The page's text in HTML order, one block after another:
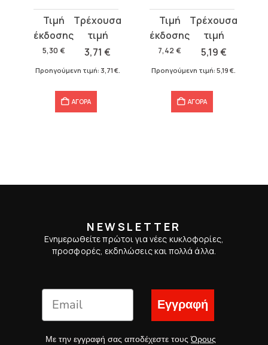
5,30 €
Original
price
was:
3,71 €
τρέχουσα
τιμή
Προηγούμενη τιμή: 3,71 €.
ΑΓΟΡΑ
7,42 €
Original
price
was:
5,19€
τρέχουσα
τιμή
Προηγούμενη τιμή: 5,19 €
ΑΓΟΡΑ
NEWSLETTER
Ενημερωθείτε πρώτοι για νέες κυκλοφορίες,
προσφορές, εκδηλώσεις και πολλά άλλα.
Εγγραφή
Με την εγγραφή σας αποδέχεστε τουςΌρους